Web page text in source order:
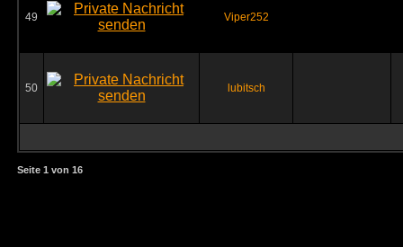
49 Viper252
50 lubitsch
Seite 1 von 16